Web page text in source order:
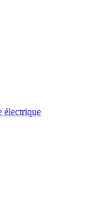
électrique